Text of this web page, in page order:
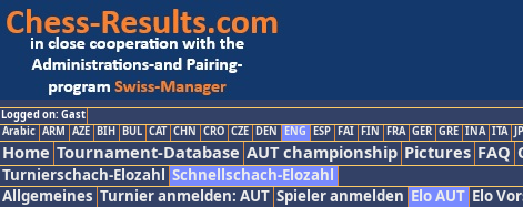
Logged on: Gast
Arabic ARM AZE BIH BUL CAT CHN CRO CZE DEN ENG ESP FAI FIN FRA GER GRE INA ITA
Home Tournament-Database AUT championship Pictures FAQ
Turnierschach-Elozahl Schnellschach-Elozahl
Allgemeines Turnier anmelden: AUT Spieler anmelden Elo AUT Elo